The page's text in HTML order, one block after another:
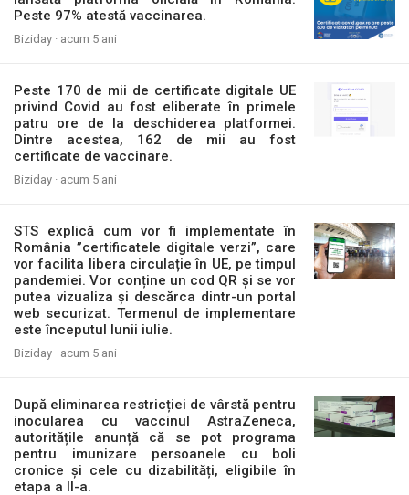
Peste 97% atestă vaccinarea.
Biziday · acum 5 ani
Peste 170 de mii de certificate digitale UE
privind Covid au fost eliberate în primele
patru ore de la deschiderea platformei.
Dintre acestea, 162 de mii au fost
certificate de vaccinare.
Biziday · acum 5 ani
STS explică cum vor fi implementate în
România ”certificatele digitale verzi”, care
vor facilita libera circulație în UE, pe timpul
pandemiei. Vor conține un cod QR și se vor
putea vizualiza și descărca dintr-un portal
web securizat. Termenul de implementare
este începutul lunii iulie.
Biziday · acum 5 ani
După eliminarea restricției de vârstă pentru
inocularea cu vaccinul AstraZeneca,
autoritățile anunță că se pot programa
pentru imunizare persoanele cu boli
cronice și cele cu dizabilități, eligibile în
etapa a II-a.